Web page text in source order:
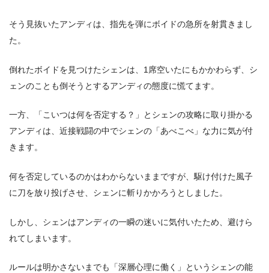
そう見抜いたアンディは、指先を弾にボイドの急所を射貫きまし
た。
倒れたボイドを見つけたシェンは、1席空いたにもかかわらず、シ
ェンのことも倒そうとするアンディの態度に慌てます。
一方、「こいつは何を否定する？」とシェンの攻略に取り掛かる
アンディは、近接戦闘の中でシェンの「あべこべ」な力に気が付
きます。
何を否定しているのかはわからないままですが、駆け付けた風子
に刀を放り投げさせ、シェンに斬りかかろうとしました。
しかし、シェンはアンディの一瞬の迷いに気付いたため、避けら
れてしまいます。
ルールは明かさないまでも「深層心理に働く」というシェンの能